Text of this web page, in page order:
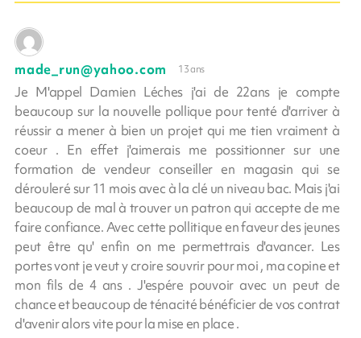
made_run@yahoo.com 13 ans
Je M'appel Damien Léches j'ai de 22ans je compte
beaucoup sur la nouvelle pollique pour tenté d'arriver à
réussir a mener à bien un projet qui me tien vraiment à
coeur . En effet j'aimerais me possitionner sur une
formation de vendeur conseiller en magasin qui se
dérouleré sur 11 mois avec à la clé un niveau bac. Mais j'ai
beaucoup de mal à trouver un patron qui accepte de me
faire confiance. Avec cette pollitique en faveur des jeunes
peut être qu' enfin on me permettrais d'avancer. Les
portes vont je veut y croire souvrir pour moi , ma copine et
mon fils de 4 ans . J'espére pouvoir avec un peut de
chance et beaucoup de ténacité bénéficier de vos contrat
d'avenir alors vite pour la mise en place .